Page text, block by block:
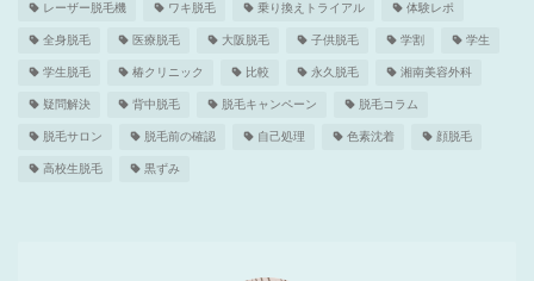
レーザー脱毛機 ワキ脱毛 乗り換えトライアル 体験レポ
全身脱毛 医療脱毛 大阪脱毛 子供脱毛 学割 学生
学生脱毛 椿クリニック 比較 永久脱毛 湘南美容外科
疑問解決 背中脱毛 脱毛キャンペーン 脱毛コラム
脱毛サロン 脱毛前の確認 自己処理 色素沈着 顔脱毛
高校生脱毛 黒ずみ